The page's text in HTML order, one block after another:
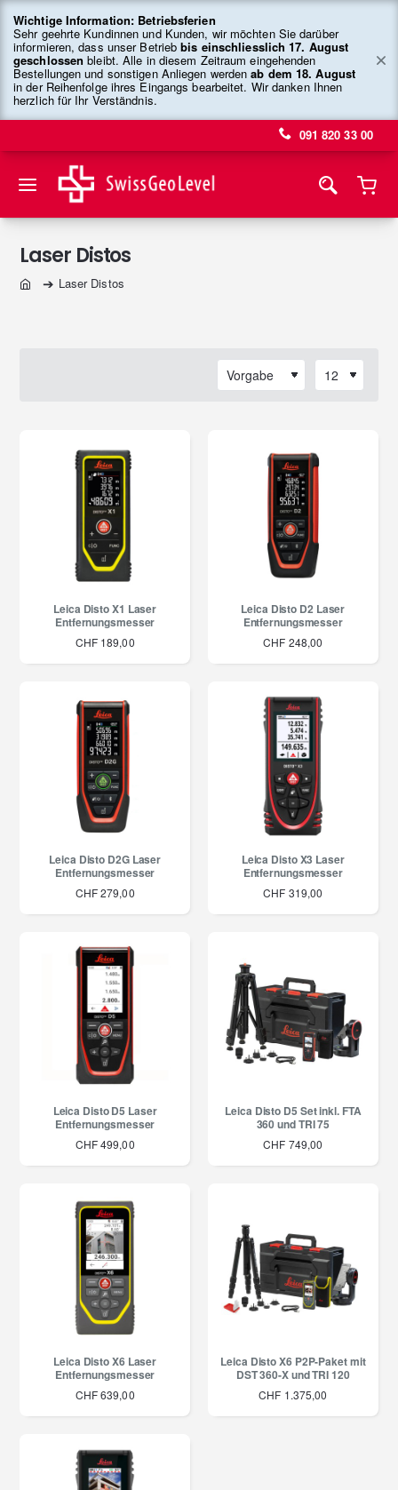
Wichtige Information: Betriebsferien
Sehr geehrte Kundinnen und Kunden, wir möchten Sie darüber
informieren, dass unser Betriebbis einschliesslich 17. August
geschlossen bleibt. Alle in diesem Zeitraum eingehenden
Bestellungen und sonstigen Anliegen werdenab dem 18. August
in der Reihenfolge ihres Eingangs bearbeitet. Wir danken Ihnen
herzlich für Ihr Verständnis.
091 820 33 00
Laser Distos
Laser Distos
Leica Disto X1 Laser
Entfernungsmesser
CHF 189,00
Leica Disto D2 Laser
Entfernungsmesser
CHF 248,00
Leica Disto D2G Laser
Entfernungsmesser
CHF 279,00
Leica Disto X3 Laser
Entfernungsmesser
CHF 319,00
Leica Disto D5 Laser
Entfernungsmesser
CHF 499,00
Leica Disto D5 Set inkl. FTA
360 und TRI 75
CHF 749,00
Leica Disto X6 Laser
Entfernungsmesser
CHF 639,00
Leica Disto X6 P2P-Paket mit
DST 360-X und TRI 120
CHF 1.375,00